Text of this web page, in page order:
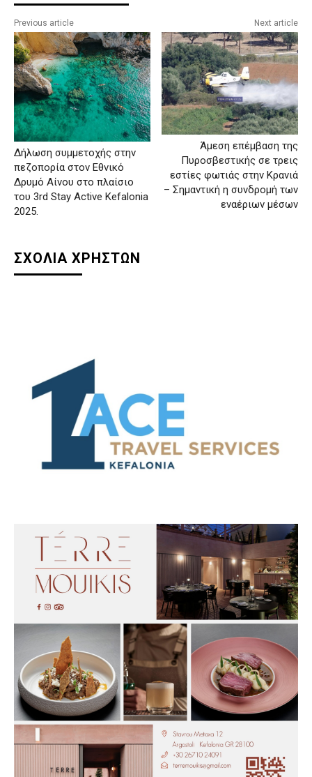
Previous article
Δήλωση συμμετοχής στην
πεζοπορία στον Εθνικό
Δρυμό Αίνου στο πλαίσιο
του 3rd Stay Active Kefalonia
2025.
Next article
Άμεση επέμβαση της
Πυροσβεστικής σε τρεις
εστίες φωτιάς στην Κρανιά
– Σημαντική η συνδρομή των
εναέριων μέσων
ΣΧΟΛΙΑ ΧΡΗΣΤΩΝ